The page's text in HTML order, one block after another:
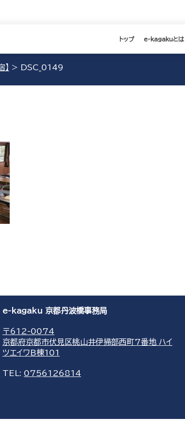
トップ e-kagakuとは
> DSC_0149
e-kagaku 京都丹波橋事務局
〒612-0074
京都府京都市伏見区桃山井伊掃部西町7番地 ハイ
ツエイワB棟101
TEL: 0756126814